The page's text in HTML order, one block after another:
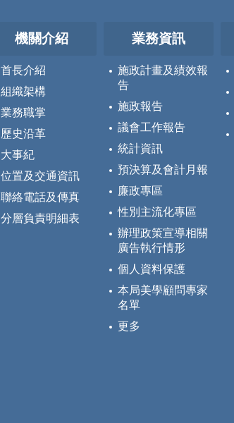
機關介紹
首長介紹
組織架構
業務職掌
歷史沿革
大事紀
位置及交通資訊
聯絡電話及傳真
分層負責明細表
業務資訊
施政計畫及績效報
告
施政報告
議會工作報告
統計資訊
預決算及會計月報
廉政專區
性別主流化專區
辦理政策宣導相關
廣告執行情形
個人資料保護
本局美學顧問專家
名單
更多